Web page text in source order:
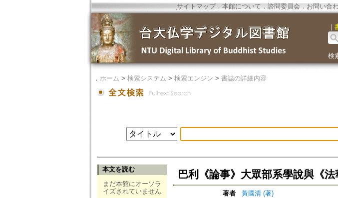
サイトマップ．本館について ． 諮問委員会． お問い合
｜
検
． ホーム > 検索システム > 検索エンジン > 書誌の詳細内容
本文を読む
まだ本館にオーソラ
イズされていません
巴利《論事》大眾部系學說與《
著者
黃國清 (著)